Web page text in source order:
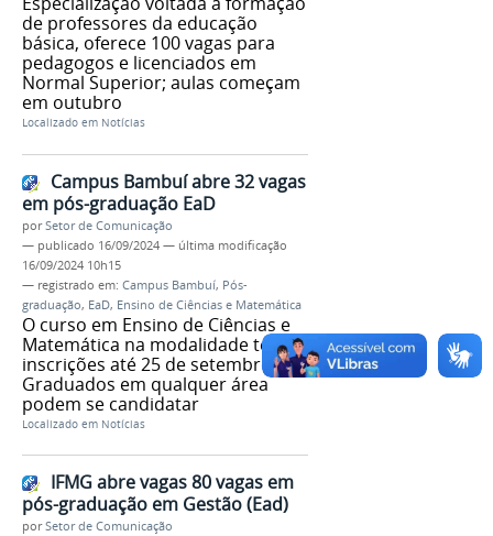
de professores da educação
básica, oferece 100 vagas para
pedagogos e licenciados em
Normal Superior; aulas começam
em outubro
Localizado em Notícias
Campus Bambuí abre 32 vagas
em pós-graduação EaD
porSetor de Comunicação
— publicado 16/09/2024 — última modificação
16/09/2024 10h15
— registrado em: Campus Bambuí, Pós-
graduação, EaD, Ensino de Ciências e Matemática
O curso em Ensino de Ciências e
Matemática na modalidade tem
inscrições até 25 de setembro.
Graduados em qualquer área
podem se candidatar
Localizado em Notícias
IFMG abre vagas 80 vagas em
pós-graduação em Gestão (Ead)
porSetor de Comunicação